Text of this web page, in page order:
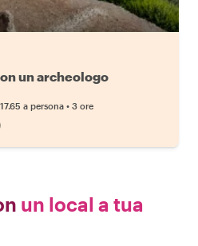
un archeologo
a persona • 3 ore
un local a tua